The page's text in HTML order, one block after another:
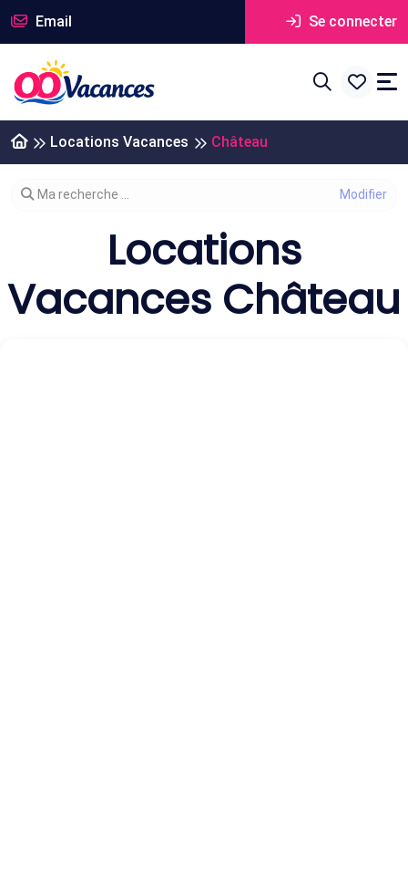
Email Se connecter
Locations Vacances Château
Modifier votre recherche
Ma recherche ...
Locations
Vacances Château